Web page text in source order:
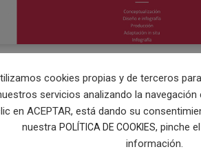
cookies propias y de terceros
servicios analizando la navegación
en ACEPTAR, está dando su
nuestra POLÍTICA DE COOKIES, pinche
información.